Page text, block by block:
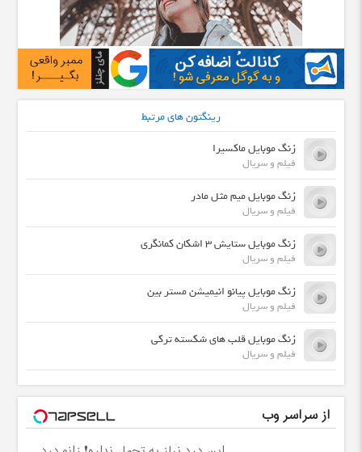
رینگتون های مرتبط
زنگ موبایل ماکسیرا
فیلم و سریال
زنگ موبایل میم مثل مادر
فیلم و سریال
زنگ موبایل ستایش 3 اشکان کمانگری
فیلم و سریال
زنگ موبایل پیانو انیمیشن مستر بین
فیلم و سریال
زنگ موبایل قلب های شکسته ترکی
فیلم و سریال
از سراسر وب